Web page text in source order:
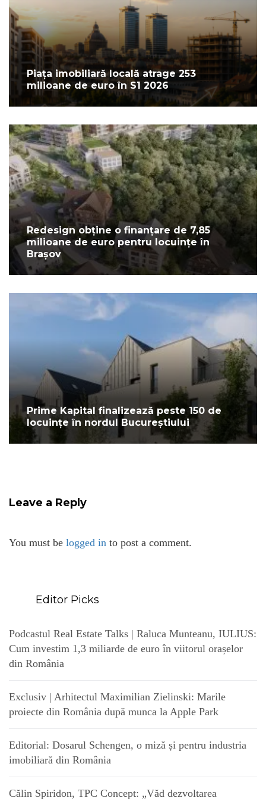
Piața imobiliară locală atrage 253
milioane de euro în S1 2026
Redesign obține o finanțare de 7,85
milioane de euro pentru locuințe în
Brașov
Prime Kapital finalizează peste 150 de
locuințe în nordul Bucureștiului
Leave a Reply
You must be logged in to post a comment.
Editor Picks
Podcastul Real Estate Talks | Raluca Munteanu, IULIUS:
Cum investim 1,3 miliarde de euro în viitorul orașelor
din România
Exclusiv | Arhitectul Maximilian Zielinski: Marile
proiecte din România după munca la Apple Park
Editorial: Dosarul Schengen, o miză și pentru industria
imobiliară din România
Călin Spiridon, TPC Concept: „Văd dezvoltarea